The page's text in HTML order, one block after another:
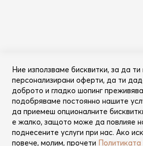
Промоции
Грижа за косата
Съвети за красота
Още от Lookperfect
За нас
Ние използваме бисквитки, за да
персонализирани оферти, да ти
доброто и гладко шопинг
подобряваме постоянно нашите
да приемеш опционалните
е жалко, защото може да повлияе
поднесените услуги при нас. Ако
повече, молим, прочети Политиката